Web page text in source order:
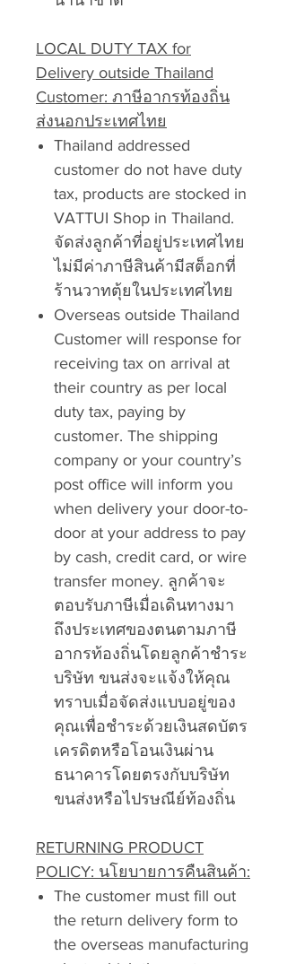
LOCAL DUTY TAX for
Delivery outside Thailand
Customer: ภาษีอากรท้องถิ่น
ส่งนอกประเทศไทย
Thailand addressed
customer do not have duty
tax, products are stocked in
VATTUI Shop in Thailand.
จัดส่งลูกค้าที่อยู่ประเทศไทย
ไม่มีค่าภาษีสินค้ามีสต็อกที่
ร้านวาทตุ้ยในประเทศไทย
Overseas outside Thailand
Customer will response for
receiving tax on arrival at
their country as per local
duty tax, paying by
customer. The shipping
company or your country’s
post office will inform you
when delivery your door-to-
door at your address to pay
by cash, credit card, or wire
transfer money. ลูกค้าจะ
ตอบรับภาษีเมื่อเดินทางมา
ถึงประเทศของตนตามภาษี
อากรท้องถิ่นโดยลูกค้าชำระ
บริษัท ขนส่งจะแจ้งให้คุณ
ทราบเมื่อจัดส่งแบบอยู่ของ
คุณเพื่อชำระด้วยเงินสดบัตร
เครดิตหรือโอนเงินผ่าน
ธนาคารโดยตรงกับบริษัท
ขนส่งหรือไปรษณีย์ท้องถิ่น
RETURNING PRODUCT
POLICY: นโยบายการคืนสินค้า:
The customer must fill out
the return delivery form to
the overseas manufacturing